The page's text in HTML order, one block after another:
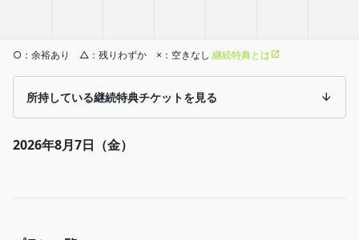
○：余裕あり △：残りわずか ×：空きなし 継続特典とは
所持している継続特典チケットを見る
2026年8月7日（金）